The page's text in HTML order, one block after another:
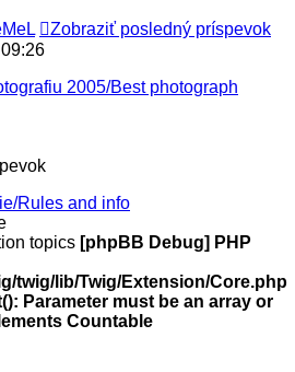
Zobraziť posledný príspevok
2005/Best photograph
Rules and info
topics [phpBB Debug] PHP
twig/lib/Twig/Extension/Core.php
Parameter must be an array or
Countable